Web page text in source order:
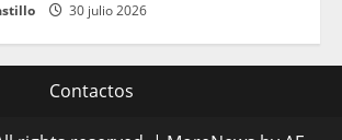
30 julio 2026
Contactos